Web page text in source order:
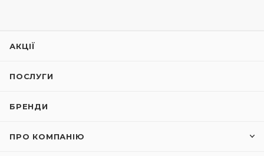
АКЦІЇ
ПОСЛУГИ
БРЕНДИ
ПРО КОМПАНІЮ